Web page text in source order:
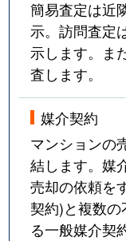
簡易査定は近
示。訪問査定
示します。ま
査します。
媒介契約
マンションの
結します。媒
売却の依頼を
契約)と複数
る一般媒介契